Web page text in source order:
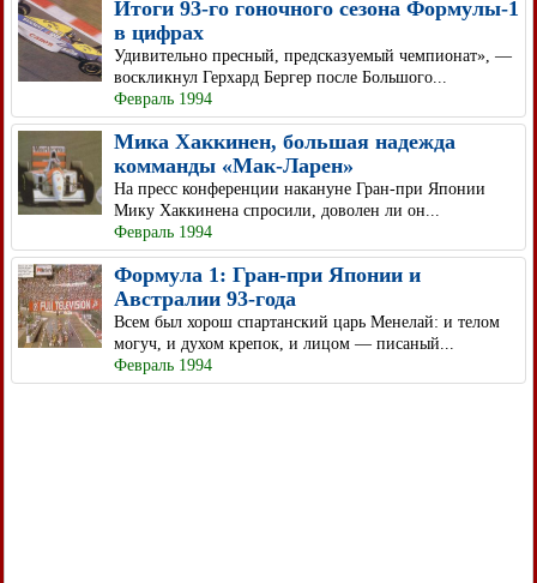
Итоги 93-го гоночного сезона Формулы-1
в цифрах
Удивительно пресный, предсказуемый чемпионат», —
воскликнул Герхард Бергер после Большого...
Февраль 1994
Мика Хаккинен, большая надежда
комманды «Мак-Ларен»
На пресс конференции накануне Гран-при Японии
Мику Хаккинена спросили, доволен ли он...
Февраль 1994
Формула 1: Гран-при Японии и
Австралии 93-года
Всем был хорош спартанский царь Менелай: и телом
могуч, и духом крепок, и лицом — писаный...
Февраль 1994